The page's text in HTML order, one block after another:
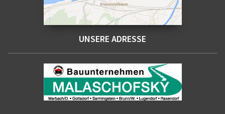
UNSERE ADRESSE
LOGO_FINAL_FOOTNOTE.PNG